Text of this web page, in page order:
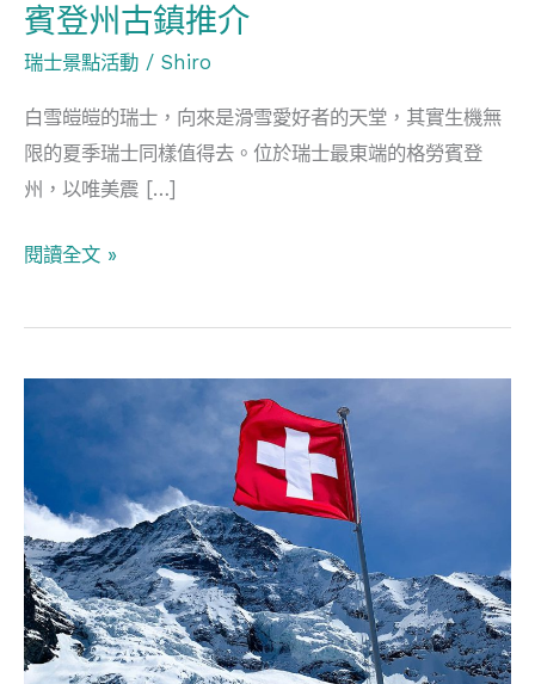
賓登州古鎮推介
瑞士景點活動 / Shiro
白雪皚皚的瑞士，向來是滑雪愛好者的天堂，其實生機無
限的夏季瑞士同樣值得去。位於瑞士最東端的格勞賓登
州，以唯美震 […]
訪
格
賓
登
州
鎮
閱讀全文 »
士
日
乘
觀
光
列